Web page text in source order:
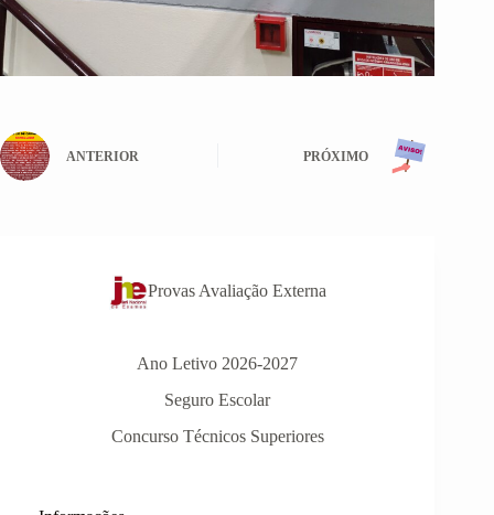
ANTERIOR PRÓXIMO
Provas Avaliação Externa
Ano Letivo 2026-2027
Seguro Escolar
Concurso Técnicos Superiores